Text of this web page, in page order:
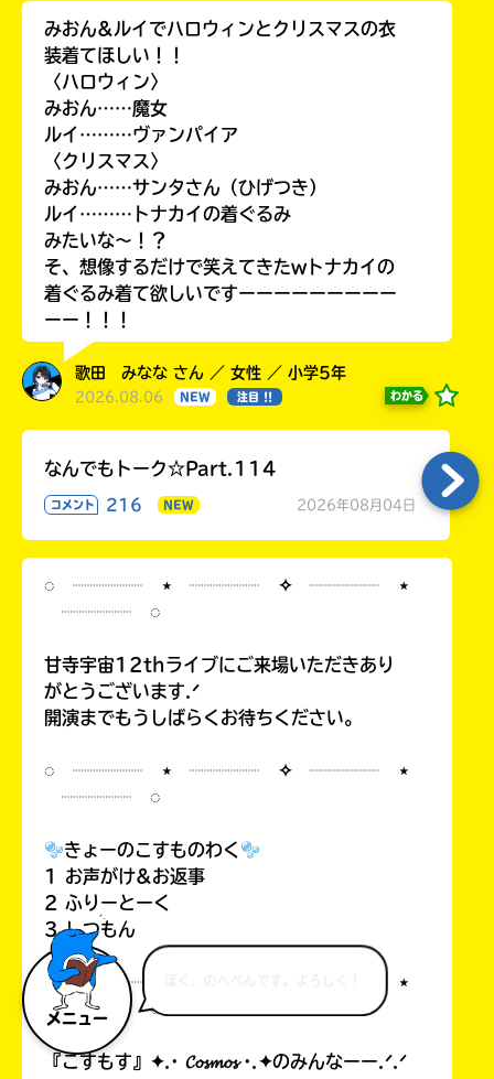
メニュー
ぼく、のべぺんです。よろしく！
みおん&ルイでハロウィンとクリスマスの衣
装着てほしい！！
〈ハロウィン〉
みおん……魔女
ルイ………ヴァンパイア
〈クリスマス〉
みおん……サンタさん（ひげつき）
ルイ………トナカイの着ぐるみ
みたいな〜！？
そ、想像するだけで笑えてきたwトナカイの
着ぐるみ着て欲しいですーーーーーーーーー
ーー！！！
歌田 みなな さん ／ 女性 ／ 小学5年
2026.08.06 NEW 注目 !! わかる
なんでもトーク☆Part.114
コメント 216 NEW 2026年08月04日
◌ ┈┈┈┈ ⋆ ┈┈┈┈ ✧ ┈┈┈┈ ⋆
┈┈┈┈ ◌
甘寺宇宙12thライブにご来場いただきあり
がとうございます.ᐟ
開演までもうしばらくお待ちください。
◌ ┈┈┈┈ ⋆ ┈┈┈┈ ✧ ┈┈┈┈ ⋆
┈┈┈┈ ◌
きょーのこすものわく
1 お声がけ&お返事
2 ふりーとーく
3 しつもん
◌ ┈┈┈┈ ⋆ ┈┈┈┈ ✧ ┈┈┈┈ ⋆
┈┈┈┈ ◌
『こすもす』✦.· 𝓒𝓸𝓼𝓶𝓸𝓼 ·.✦のみんなーー.ᐟ.ᐟ